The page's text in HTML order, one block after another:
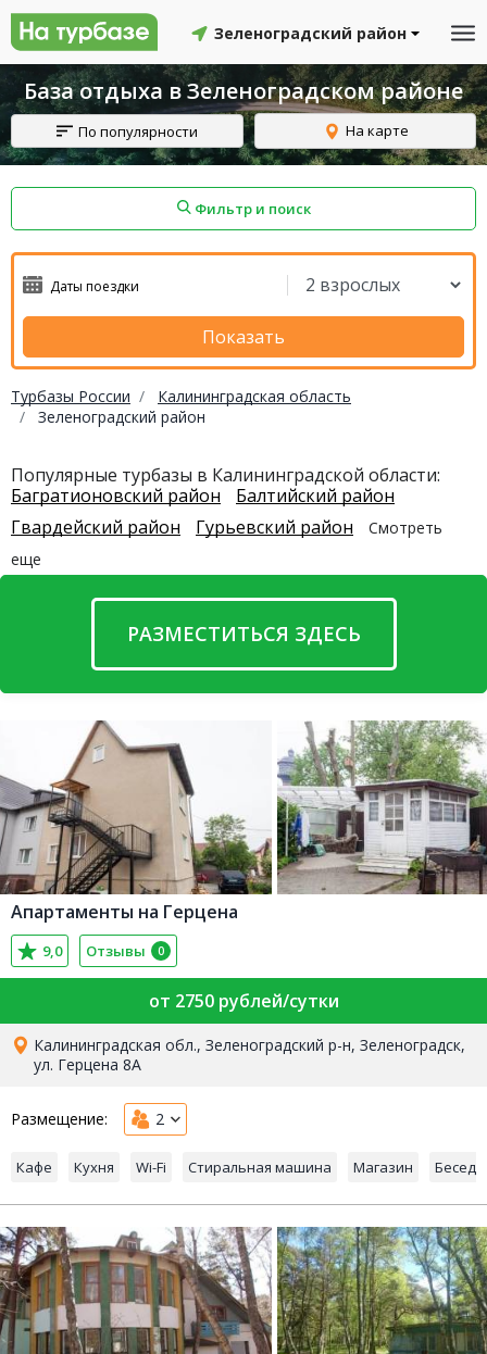
Зеленоградский район
База отдыха в Зеленоградском районе
По популярности На карте
Фильтр и поиск
Показать
Турбазы России
Калининградская область
Зеленоградский район
Популярные турбазы в Калининградской области:
Багратионовский район
Балтийский район
Гвардейский район
Гурьевский район
Смотреть
еще
РАЗМЕСТИТЬСЯ ЗДЕСЬ
Апартаменты на Герцена
9,0 Отзывы 0
от 2750 рублей/сутки
Калининградская обл., Зеленоградский р-н, Зеленоградск,
ул. Герцена 8А
Размещение: 2
Кафе Кухня Wi-Fi Стиральная машина Магазин
Смоленский район Топчихинский район
Северодвинск Устьянский район